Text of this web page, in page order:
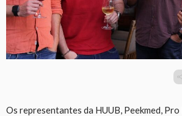
Os representantes da HUUB, Peekmed, Pro